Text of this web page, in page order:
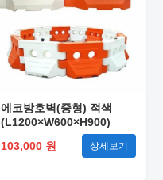
에코방호벽(중형) 적색
(L1200×W600×H900)
103,000 원
상세보기